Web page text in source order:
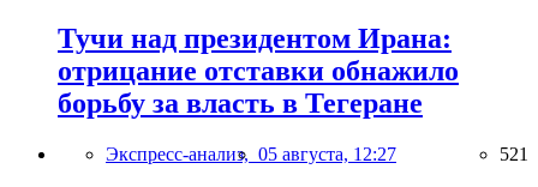
Тучи над президентом Ирана:
отрицание отставки обнажило
борьбу за власть в Тегеране
Экспресс-анализ, 05 августа, 12:27 521